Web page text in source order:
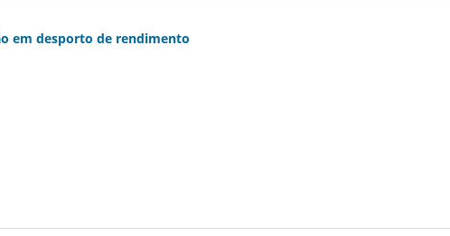
em desporto de rendimento